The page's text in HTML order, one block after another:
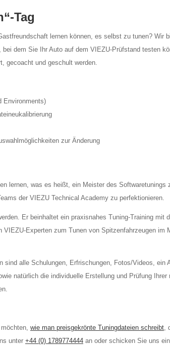
Tag
lernen können, es selbst zu tunen? Wir
dem Sie Ihr Auto auf dem VIEZU-Prüfstand testen
gecoacht und geschult werden.
Environments)
zur Änderung
lernen, was es heißt, ein Meister des Softwaretunings
der VIEZU Technical Academy zu perfektionieren.
Er beinhaltet ein praxisnahes Tuning-Training mit
Experten zum Tunen von Spitzenfahrzeugen im
sind alle Schulungen, Erfrischungen, Fotos/Videos, ein
natürlich die individuelle Erstellung und Prüfung Ihrer
wie man preisgekrönte Tuningdateien schreibt,
unter +44 (0) 1789774444 an oder schicken Sie uns